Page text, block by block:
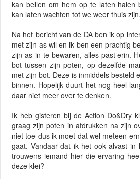
kan bellen om hem op te laten halen
kan laten wachten tot we weer thuis zijn.
Na het bericht van de DA ben ik op
met zijn as wil en ik ben een prachtig
zijn as in te bewaren, alles past erin.
bot tussen zijn poten, op dezelfde
met zijn bot. Deze is inmiddels besteld
binnen. Hopelijk duurt het nog heel
daar niet meer over te denken.
Ik heb gisteren bij de Action Do&Dry
graag zijn poten in afdrukken na zijn
niet toe dus ik moet dat wel meteen
gaat. Vandaar dat ik het ook alvast
trouwens iemand hier die ervaring
deze klei?